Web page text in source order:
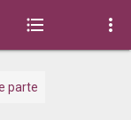
 
parte